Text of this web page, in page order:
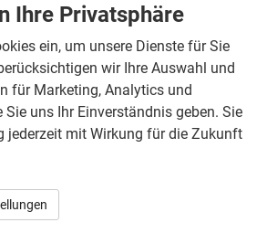
Ihre Privatsphäre
ein, um unsere Dienste für Sie
wir Ihre Auswahl und
für Marketing, Analytics und
uns Ihr Einverständnis geben. Sie
jederzeit mit Wirkung für die Zukunft